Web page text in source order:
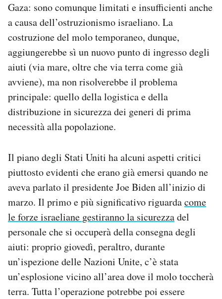
Gaza: sono comunque limitati e insufficienti anche
a causa dell’ostruzionismo israeliano. La
costruzione del molo temporaneo, dunque,
aggiungerebbe sì un nuovo punto di ingresso degli
aiuti (via mare, oltre che via terra come già
avviene), ma non risolverebbe il problema
principale: quello della logistica e della
distribuzione in sicurezza dei generi di prima
necessità alla popolazione.
Il piano degli Stati Uniti ha alcuni aspetti critici
piuttosto evidenti che erano già emersi quando ne
aveva parlato il presidente Joe Biden all’inizio di
marzo. Il primo e più significativo riguardacome
le forze israeliane gestiranno la sicurezzadel
personale che si occuperà della consegna degli
aiuti: proprio giovedì, peraltro, durante
un’ispezione delle Nazioni Unite, c’è stata
un’esplosione vicino all’area dove il molo toccherà
terra. Tutta l’operazione potrebbe poi essere